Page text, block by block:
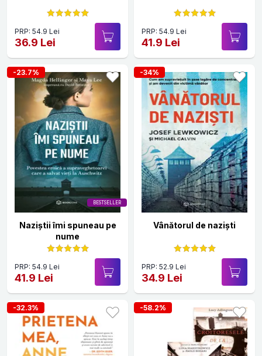
PRP: 54.9 Lei
36.9 Lei
PRP: 54.9 Lei
41.9 Lei
BESTSELLER
-23.7%
Naziștii îmi spuneau pe
nume
PRP: 54.9 Lei
41.9 Lei
-34%
Vânătorul de naziști
PRP: 52.9 Lei
34.9 Lei
-32.3% -58.2%